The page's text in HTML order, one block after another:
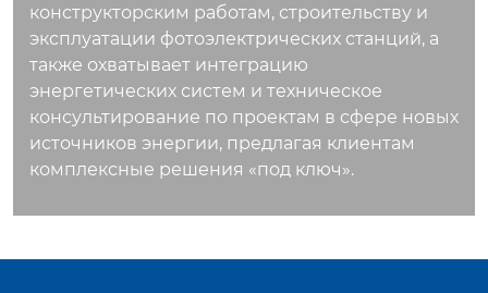
конструкторским работам, строительству и
эксплуатации фотоэлектрических станций, а
также охватывает интеграцию
энергетических систем и техническое
консультирование по проектам в сфере новых
источников энергии, предлагая клиентам
комплексные решения «под ключ».